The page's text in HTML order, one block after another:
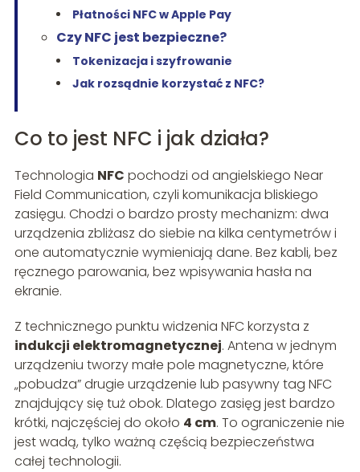
Płatności NFC w Apple Pay
Czy NFC jest bezpieczne?
Tokenizacja i szyfrowanie
Jak rozsądnie korzystać z NFC?
Co to jest NFC i jak działa?
Technologia NFC pochodzi od angielskiego Near
Field Communication, czyli komunikacja bliskiego
zasięgu. Chodzi o bardzo prosty mechanizm: dwa
urządzenia zbliżasz do siebie na kilka centymetrów i
one automatycznie wymieniają dane. Bez kabli, bez
ręcznego parowania, bez wpisywania hasła na
ekranie.
Z technicznego punktu widzenia NFC korzysta z
indukcji elektromagnetycznej. Antena w jednym
urządzeniu tworzy małe pole magnetyczne, które
„pobudza” drugie urządzenie lub pasywny tag NFC
znajdujący się tuż obok. Dlatego zasięg jest bardzo
krótki, najczęściej do około 4 cm. To ograniczenie nie
jest wadą, tylko ważną częścią bezpieczeństwa
całej technologii.